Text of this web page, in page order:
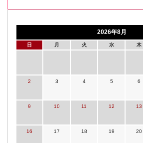
2026年8月
日 月 火 水 木
2 3 4 5 6
9 10 11 12 13
16 17 18 19 20